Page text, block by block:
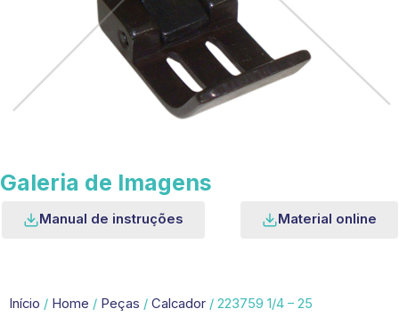
Galeria de Imagens
Manual de instruções Material online
Início / Home / Peças / Calcador / 223759 1/4 – 25